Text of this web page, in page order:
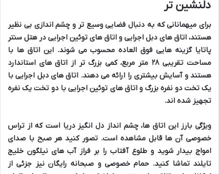
دلنشین تر
برای میهمانانیکه به دنبال فضایی وسیع تر و چشم اندازی بی نظیر
هستند، اتاق های دبل اجرایی و اتاق های توئین اجرایی در هتل سنتر
پاتایا گزینه هایی فوق العادهمحسوب می شوند. ایناتاق ها با
مساحت تقریبی۲۸ متر مربع ، کمی بزرگ تر از اتاق های استاندارد
هستند وآسایشبیشتری را ارائه می دهند. اتاق های دبل اجراییبا
یک تخت دو نفره بزرگ واتاق های توئین اجراییبادو تخت یک نفره
تجهیز شده اند.
ویژگی بارز ایناتاق ها،چشم انداز دل انگیز دریا است که از تراس
خصوصی آن ها قابل مشاهده است. تصور کنید هر صبح با صدای
امواج بیدار شوید و طلوع آفتابرا بر فرازآب های نیلگون خلیج
تایلندتماشا کنید. حمام خصوصی و صبحانه رایگان نیز جزئی از